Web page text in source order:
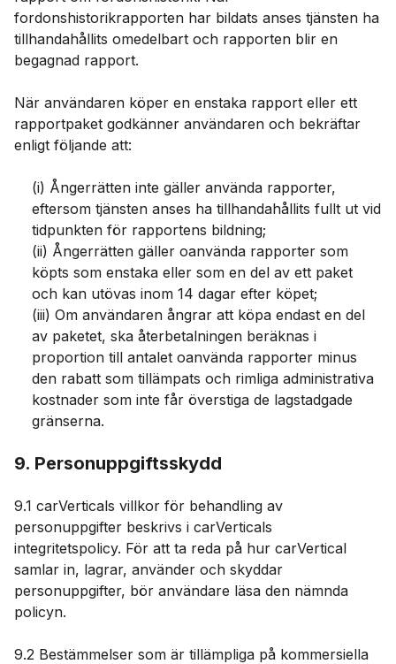
fordonshistorikrapporten har bildats anses tjänsten ha
tillhandahållits omedelbart och rapporten blir en
begagnad rapport.
När användaren köper en enstaka rapport eller ett
rapportpaket godkänner användaren och bekräftar
enligt följande att:
(i) Ångerrätten inte gäller använda rapporter,
eftersom tjänsten anses ha tillhandahållits fullt ut vid
tidpunkten för rapportens bildning;
(ii) Ångerrätten gäller oanvända rapporter som
köpts som enstaka eller som en del av ett paket
och kan utövas inom 14 dagar efter köpet;
(iii) Om användaren ångrar att köpa endast en del
av paketet, ska återbetalningen beräknas i
proportion till antalet oanvända rapporter minus
den rabatt som tillämpats och rimliga administrativa
kostnader som inte får överstiga de lagstadgade
gränserna.
9. Personuppgiftsskydd
9.1 carVerticals villkor för behandling av
personuppgifter beskrivs i carVerticals
integritetspolicy. För att ta reda på hur carVertical
samlar in, lagrar, använder och skyddar
personuppgifter, bör användare läsa den nämnda
policyn.
9.2 Bestämmelser som är tillämpliga på kommersiella